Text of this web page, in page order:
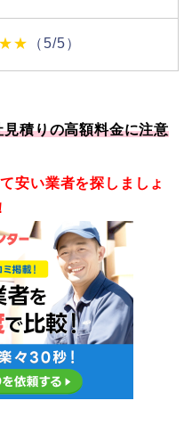
（5/5）
積りの高額料金に注意
安い業者を探しましょ